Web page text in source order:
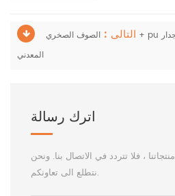
التالى : الصوف الصخري + pu لوحة شطيرة لنظام الكسوة الجدار
المعدني
اترك رسالة
، فلا تتردد في الاتصال بنا. ونحن
نتطلع الى تعاونكم.